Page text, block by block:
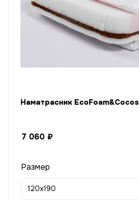
Наматрасник EcoFoam&Cocos
7 060 ₽
Размер
120x190